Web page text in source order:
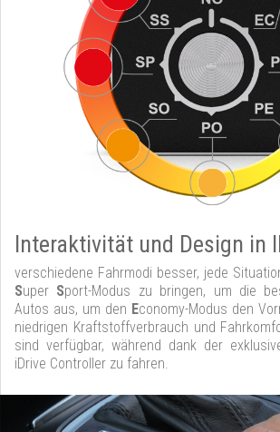
Interaktivität und Design in
verschiedene Fahrmodi besser, jede
Super Sport-Modus zu bringen, um die
Autos aus, um den Economy-Modus den
niedrigen Kraftstoffverbrauch und
sind verfügbar, während dank der
iDrive Controller zu fahren.